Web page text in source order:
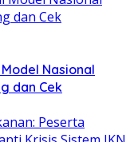
Nasional
dan Cek